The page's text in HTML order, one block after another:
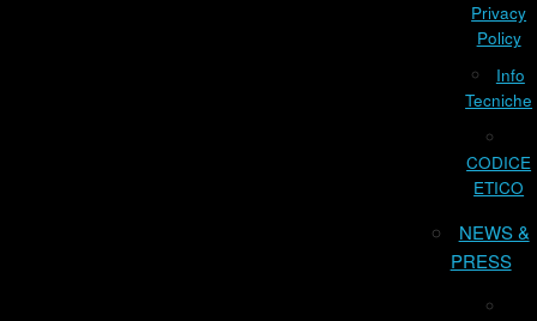
Privacy
Policy
Info
Tecniche
CODICE
ETICO
NEWS &
PRESS